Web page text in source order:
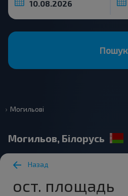
Пошук
Могильові
Могильов, Білорусь
Назад
ост. площадь